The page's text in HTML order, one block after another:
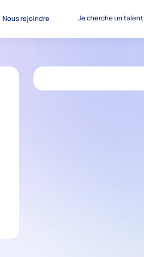
Nous rejoindre Je cherche un talent